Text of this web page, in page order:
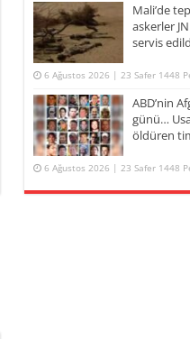
Mali’de
askerler
servis
6 Ağustos 2026 | 23 Safer 1448
ABD’nin
günü…
öldüren
6 Ağustos 2026 | 23 Safer 1448